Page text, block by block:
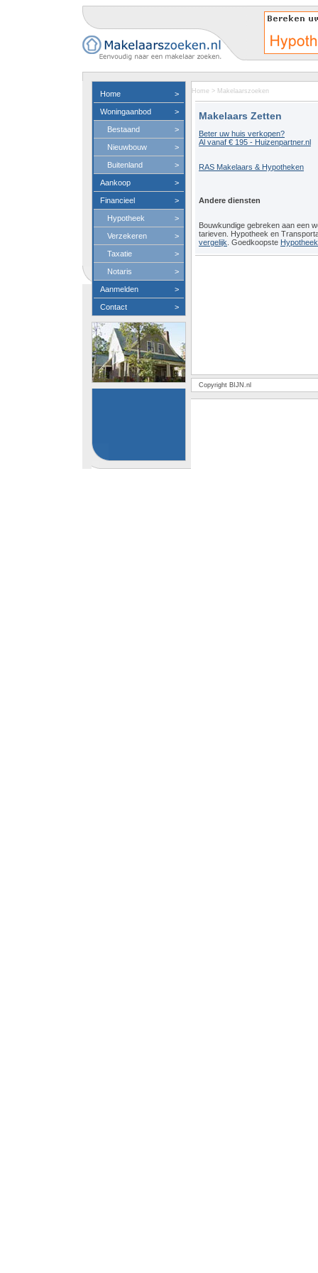
Home >
Woningaanbod >
Bestaand >
Nieuwbouw >
Buitenland >
Aankoop >
Financieel >
Hypotheek >
Verzekeren >
Taxatie >
Notaris >
Aanmelden >
Contact >
Home > Makelaarszoeken
Makelaars Zetten
Beter uw huis verkopen?
Al vanaf € 195 - Huizenpartner.nl
RAS Makelaars & Hypotheken
Andere diensten
Bouwkundige gebreken aan een
tarieven. Hypotheek en
vergelijk . Goedkoopste
Copyright BIJN.nl